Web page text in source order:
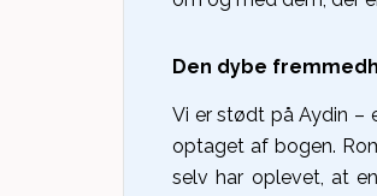
Den dybe
Vi er stødt på Aydin
optaget af bogen.
selv har oplevet, at